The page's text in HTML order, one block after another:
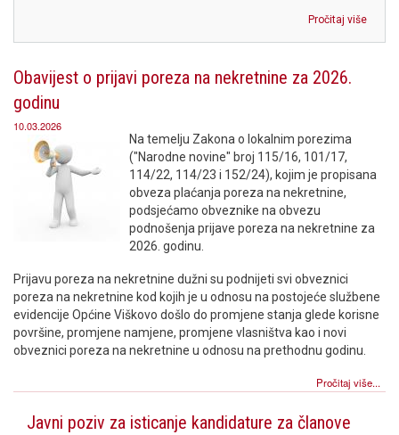
Pročitaj više
Obavijest o prijavi poreza na nekretnine za 2026.
godinu
10.03.2026
Na temelju Zakona o lokalnim porezima
("Narodne novine" broj 115/16, 101/17,
114/22, 114/23 i 152/24), kojim je propisana
obveza plaćanja poreza na nekretnine,
podsjećamo obveznike na obvezu
podnošenja prijave poreza na nekretnine za
2026. godinu.
Prijavu poreza na nekretnine dužni su podnijeti svi obveznici
poreza na nekretnine kod kojih je u odnosu na postojeće službene
evidencije Općine Viškovo došlo do promjene stanja glede korisne
površine, promjene namjene, promjene vlasništva kao i novi
obveznici poreza na nekretnine u odnosu na prethodnu godinu.
Pročitaj više...
Javni poziv za isticanje kandidature za članove